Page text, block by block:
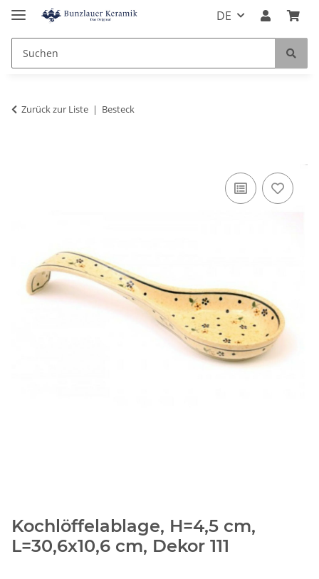
DE
Zurück zur Liste Besteck
Kochlöffelablage, H=4,5 cm,
L=30,6x10,6 cm, Dekor 111